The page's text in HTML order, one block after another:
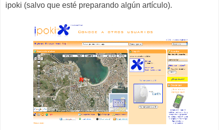
ipoki (salvo que esté preparando algún artículo).